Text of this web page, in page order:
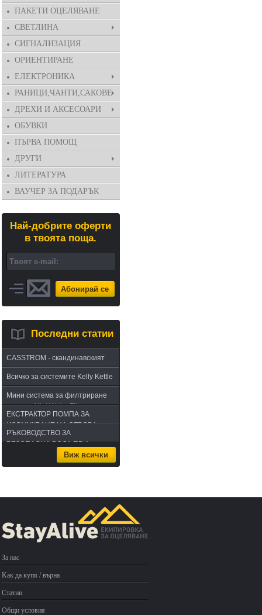
ПАКЕТИ ОЦЕЛЯВАНЕ
СВЕТЛИНА
СИГНАЛИЗАЦИЯ
ОРИЕНТИРАНЕ
ЕЛЕКТРОНИКА
РАНИЦИ,ЧАНТИ,САКОВЕ
ДРЕХИ И АКСЕСОАРИ
ОБУВКИ
ПЪРВА ПОМОЩ
ДРУГИ
ЛИТЕРАТУРА
ВАУЧЕР ЗА ПОДАРЪК
Най-добрите оферти
в твоята поща.
Абонирай се
Последни статии
CASSTROM - скандинавският
път в оцеляването или
бушкрафт по лапландски
Всичко за системите Kelly Kettle
Мини система за филтриране
на вода Mini Water Filter
ЕКСТРАКТОР ПОМПА ЗА
ИЗСМУКВАНЕ НА ОТРОВА -
комплект за извличане на
РЪКОВОДСТВО ЗА
БЕЗОПАСНА ВОДА ПРИ
Виж всички
За нас
Kак да купя / върна
Статии
Общи условия